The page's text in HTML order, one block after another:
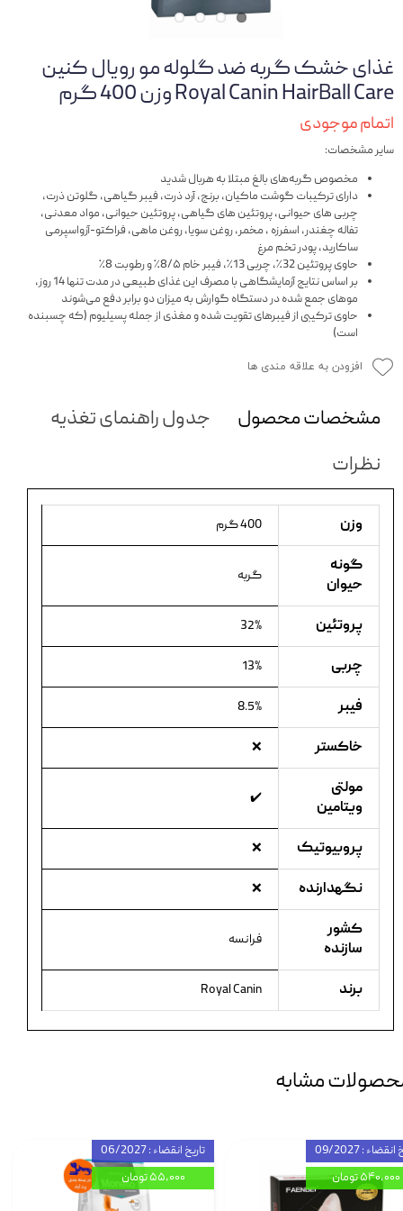
غذای خشک گربه ضد گلوله مو رویال کنین
Royal Canin HairBall Care وزن 400 گرم
اتمام موجودی
سایر مشخصات:
مخصوص گربه‌های بالغ مبتلا به هربال شدید
دارای ترکیبات گوشت ماکیان، برنج، آرد ذرت، فیبر گیاهی، گلوتن ذرت،
چربی های حیوانی، پروتئین های گیاهی، پروتئین حیوانی، مواد معدنی،
تفاله چغندر، اسفرزه ، مخمر، روغن سویا، روغن ماهی، فراکتو-آزواسپرمی
ساکارید، پودر تخم مرغ
حاوی پروتئین 32٪، چربی 13٪، فیبر خام 8/۵٪ و رطوبت 8٪
بر اساس نتایج آزمایشگاهی با مصرف این غذای طبیعی در مدت تنها 14 روز،
موهای جمع شده در دستگاه گوارش به میزان دو برابر دفع می‌شوند
حاوی ترکیبی از فیبرهای تقویت شده و مغذی از جمله پسیلیوم (که چسبنده
است)
افزودن به علاقه مندی ها
مشخصات محصول
جدول راهنمای تغذیه
نظرات
وزن 400 گرم
گونه
حیوان
گربه
پروتئین 32%
چربی 13%
فیبر 8.5%
خاکستر ❌
مولتی
ویتامین
✔️
پروبیوتیک ❌
نگهدارنده ❌
کشور
سازنده
فرانسه
برند Royal Canin
مشابه
تاریخ انقضاء : 06/2027
۵۵,۰۰۰ تومان
: 09/2027
۵۴۰,۰۰۰ تومان